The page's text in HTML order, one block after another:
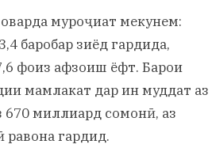
муроҷиат мекунем:
баробар зиёд гардида,
фоиз афзоиш ёфт. Барои
мамлакат дар ин муддат аз
670 миллиард сомонӣ, аз
гардид.